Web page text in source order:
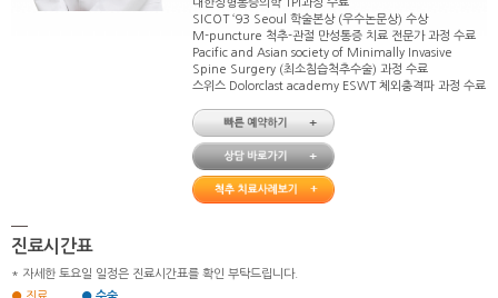
대한정형통증의학 TPI과정 수료
SICOT ‘93 Seoul 학술본상 (우수논문상) 수상
M-puncture 척추-관절 만성통증 치료 전문가 과정 수료
Pacific and Asian society of Minimally Invasive
Spine Surgery (최소침습척추수술) 과정 수료
스위스 Dolorclast academy ESWT 체외충격파 과정 수료
진료시간표
* 자세한 토요일 일정은 진료시간표를 확인 부탁드립니다.